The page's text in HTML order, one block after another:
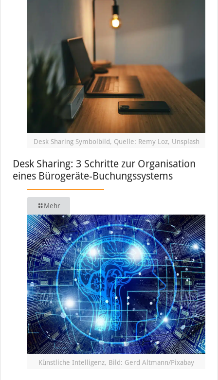
Desk Sharing Symbolbild, Quelle: Remy Loz, Unsplash
Desk Sharing: 3 Schritte zur Organisation
eines Bürogeräte-Buchungssystems
Mehr
Künstliche Intelligenz, Bild: Gerd Altmann/Pixabay